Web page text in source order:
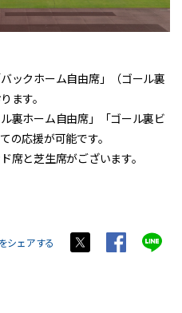
ックホーム自由席」（ゴール裏
ます。
裏ホーム自由席」「ゴール裏ビ
の応援が可能です。
席と芝生席がございます。
シェアする